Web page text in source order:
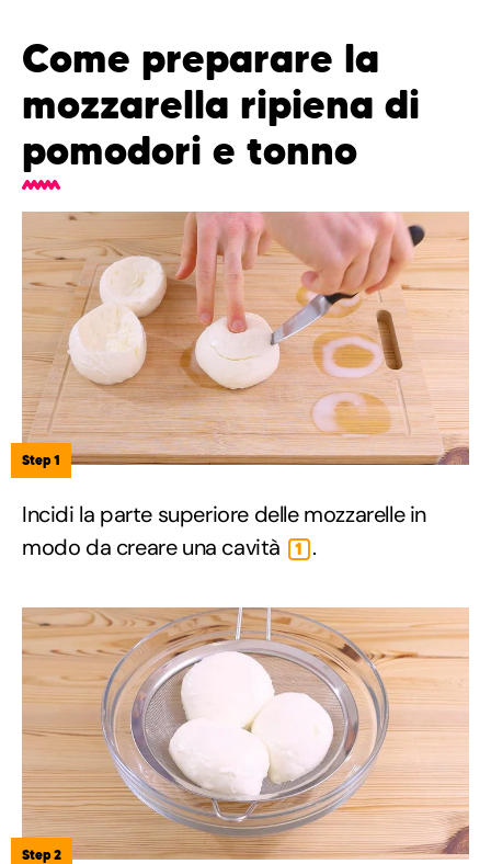
Come preparare la
mozzarella ripiena di
pomodori e tonno
Step 1
Incidi la parte superiore delle mozzarelle in
modo da creare una cavità
1 .
Step 2